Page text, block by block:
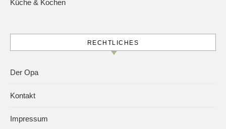
Küche & Kochen
RECHTLICHES
Der Opa
Kontakt
Impressum